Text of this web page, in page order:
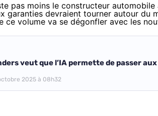
pas moins le constructeur
garanties devraient tourner autour du
ce volume va se dégonfler avec les
veut que l’IA permette de passer
2025 à 08h32